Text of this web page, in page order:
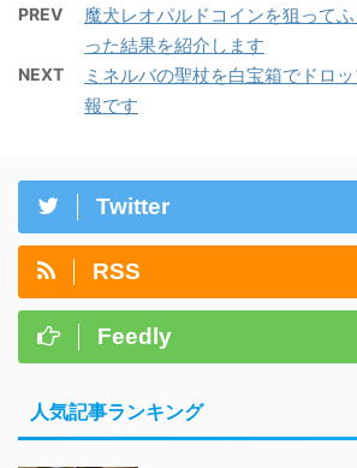
PREV
魔犬レオパルドコインを狙って
った結果を紹介します
NEXT
ミネルバの聖杖を白宝箱でドロ
報です
Twitter
RSS
Feedly
人気記事ランキング